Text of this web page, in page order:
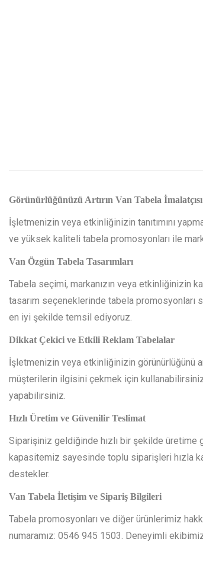
Görünürlüğünüzü Artırın Van Tabela
İşletmenizin veya etkinliğinizin tanıtımını
ve yüksek kaliteli tabela promosyonları ile
Van Özgün Tabela Tasarımları
Tabela seçimi, markanızın veya etkinliğinizin
tasarım seçeneklerinde tabela promosyonları
en iyi şekilde temsil ediyoruz.
Dikkat Çekici ve Etkili Reklam Tabelalar
İşletmenizin veya etkinliğinizin görünürlüğünü
müşterilerin ilgisini çekmek için
yapabilirsiniz.
Hızlı Üretim ve Güvenilir Teslimat
Siparişiniz geldiğinde hızlı bir şekilde üretime
kapasitemiz sayesinde toplu siparişleri hızla
destekler.
Van Tabela İletişim ve Sipariş Bilgileri
Tabela promosyonları ve diğer ürünlerimiz
numaramız: 0546 945 1503. Deneyimli